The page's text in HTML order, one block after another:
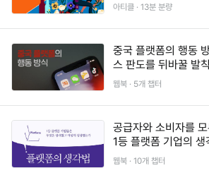
아티클 · 13분 분량
중국 플랫폼의 행동
스 판도를 뒤바꿀 발
웹북 · 5개 챕터
공급자와 소비자를
1등 플랫폼 기업의 생
웹북 · 10개 챕터